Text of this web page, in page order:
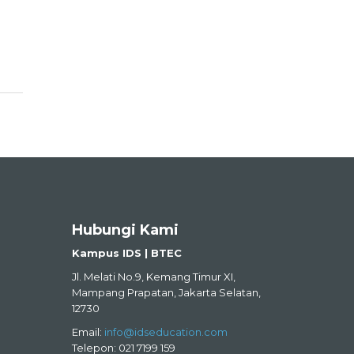
Hubungi Kami
Kampus IDS | BTEC
Jl. Melati No.9, Kemang Timur XI,
Mampang Prapatan, Jakarta Selatan,
12730
Email: info@idseducation.com
Telepon: 021 7199 159